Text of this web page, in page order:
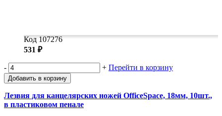
Код 107276
531 ₽
- + Перейти в корзину
Добавить в корзину
Лезвия для канцелярских ножей OfficeSpace, 18мм, 10шт.,
в пластиковом пенале